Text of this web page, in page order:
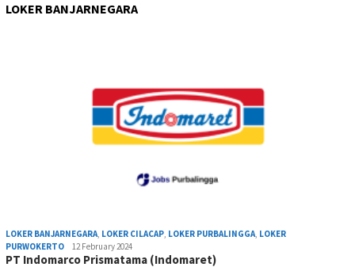
LOKER BANJARNEGARA
LOKER BANJARNEGARA LOKER CILACAP LOKER PURBALINGGA LOKER
PURWOKERTO
12 February 2024
PT Indomarco Prismatama (Indomaret)